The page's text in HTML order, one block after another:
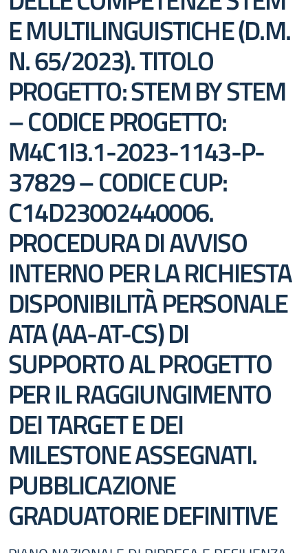
E MULTILINGUISTICHE (D.M.
N. 65/2023). TITOLO
PROGETTO: STEM BY STEM
– CODICE PROGETTO:
M4C1I3.1-2023-1143-P-
37829 – CODICE CUP:
C14D23002440006.
PROCEDURA DI AVVISO
INTERNO PER LA RICHIESTA
DISPONIBILITÀ PERSONALE
ATA (AA-AT-CS) DI
SUPPORTO AL PROGETTO
PER IL RAGGIUNGIMENTO
DEI TARGET E DEI
MILESTONE ASSEGNATI.
PUBBLICAZIONE
GRADUATORIE DEFINITIVE